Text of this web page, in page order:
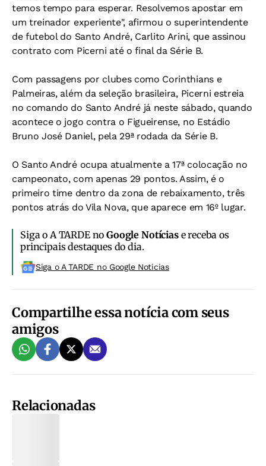
temos tempo para esperar. Resolvemos apostar em
um treinador experiente", afirmou o superintendente
de futebol do Santo André, Carlito Arini, que assinou
contrato com Picerni até o final da Série B.
Com passagens por clubes como Corinthians e
Palmeiras, além da seleção brasileira, Picerni estreia
no comando do Santo André já neste sábado, quando
acontece o jogo contra o Figueirense, no Estádio
Bruno José Daniel, pela 29ª rodada da Série B.
O Santo André ocupa atualmente a 17ª colocação no
campeonato, com apenas 29 pontos. Assim, é o
primeiro time dentro da zona de rebaixamento, três
pontos atrás do Vila Nova, que aparece em 16º lugar.
Siga o A TARDE noGoogle Notíciase receba os
principais destaques do dia.
Siga o A TARDE no Google Noticias
Compartilhe essa notícia com seus
amigos
Relacionadas